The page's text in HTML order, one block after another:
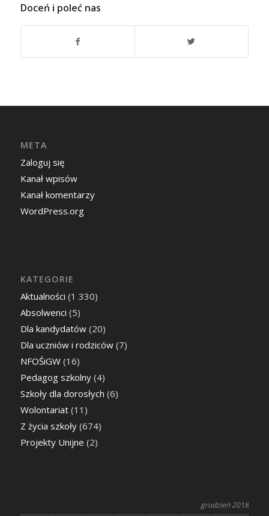
Doceń i poleć nas
META
Zaloguj się
Kanał wpisów
Kanał komentarzy
WordPress.org
KATEGORIE
Aktualności (1 330)
Absolwenci (5)
Dla kandydatów(20)
Dla uczniów i rodziców(7)
NFOŚiGW(16)
Pedagog szkolny(4)
Szkoły dla dorosłych (6)
Wolontariat(11)
Z życia szkoły(674)
Projekty Unijne (2)
grudzień 2018